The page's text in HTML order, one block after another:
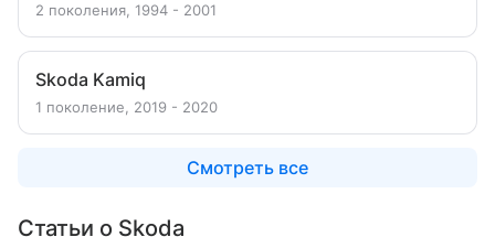
2 поколения, 1994 - 2001
Skoda Kamiq
1 поколение, 2019 - 2020
Смотреть все
Статьи о Skoda